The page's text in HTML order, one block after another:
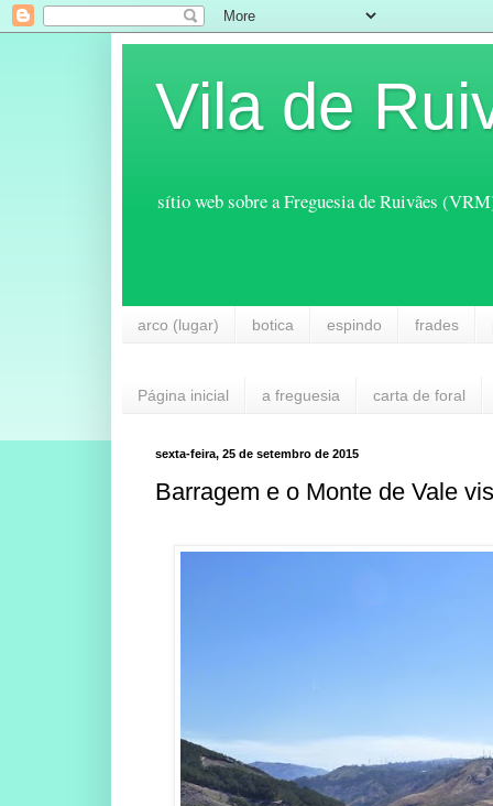
Vila de
sítio web sobre a Freguesia de Ruivães
arco (lugar) botica espindo frades
Página inicial a freguesia carta de foral
sexta-feira, 25 de setembro de 2015
Barragem e o Monte de Vale